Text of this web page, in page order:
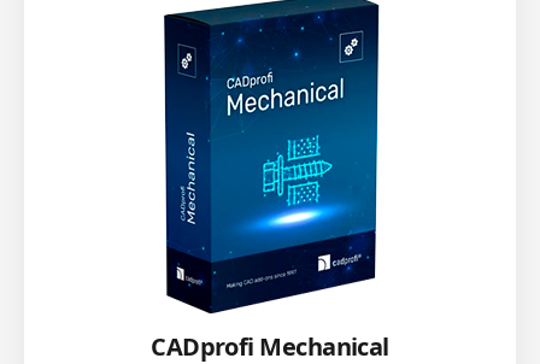
CADprofi Mechanical